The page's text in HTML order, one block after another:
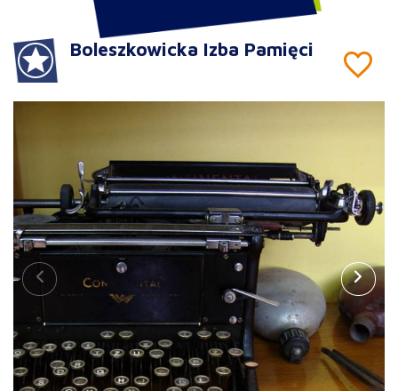
Boleszkowicka Izba Pamięci